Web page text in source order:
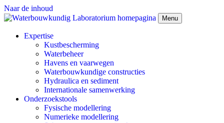
Naar de inhoud
Menu
Expertise
Kustbescherming
Waterbeheer
Havens en vaarwegen
Waterbouwkundige constructies
Hydraulica en sediment
Internationale samenwerking
Onderzoekstools
Fysische modellering
Numerieke modellering